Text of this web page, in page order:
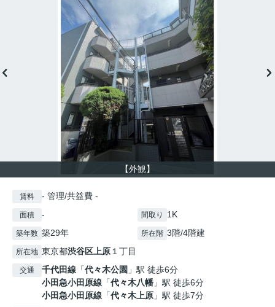
【外観】
賃料 - 管理/共益費 -
面積 - 間取り 1K
築年数 築29年 所在階 3階/4階建
所在地 東京都渋谷区 上原 １丁目
交通 千代田線 「代々木公園 」駅 徒歩6分
小田急小田原線 「代々木八幡 」駅 徒歩6分
小田急小田原線 「代々木上原 」駅 徒歩7分